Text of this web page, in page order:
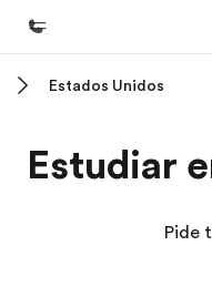
Programas
Estados Unidos
Estudiar
Pide